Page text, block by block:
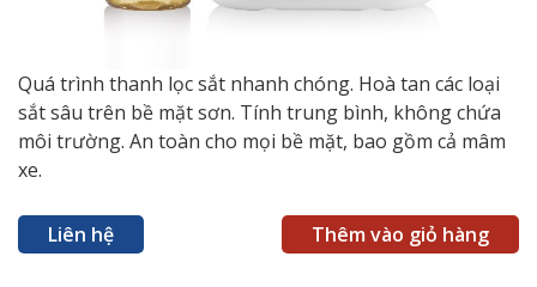
Quá trình thanh lọc sắt nhanh chóng. Hoà tan các loại
sắt sâu trên bề mặt sơn. Tính trung bình, không chứa
môi trường. An toàn cho mọi bề mặt, bao gồm cả mâm
xe.
Liên hệ Thêm vào giỏ hàng